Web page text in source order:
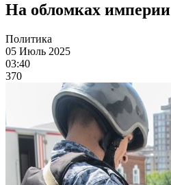
На обломках империи
Политика
05 Июль 2025
03:40
370